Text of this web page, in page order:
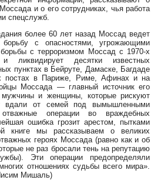
и о его сотрудниках, чья работа
спецслужб.
более 60 лет назад Моссад ведет
с опасностями, угрожающими
с терроризмом Моссад с 1970-х
ликвидирует десятки известных
пунктах в Бейруте, Дамаске, Багдаде
постах в Париже, Риме, Афинах и на
Моссада — главный источник его
и женщины, которые рискуют
вдали от семей под вымышленными
операции во враждебных
ошибка грозит арестом, пытками
книге мы рассказываем о великих
героях Моссада (равно как и об
не раз бросали тень на репутацию
Эти операции предопределяли
отношениях судьбы всего мира».
Мишаль)